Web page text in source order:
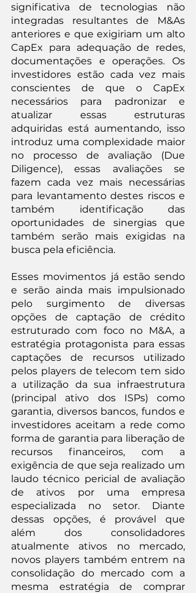
significativa de tecnologias não
integradas resultantes de M&As
anteriores e que exigiriam um alto
CapEx para adequação de redes,
documentações e operações. Os
investidores estão cada vez mais
conscientes de que o CapEx
necessários para padronizar e
atualizar essas estruturas
adquiridas está aumentando, isso
introduz uma complexidade maior
no processo de avaliação (Due
Diligence), essas avaliações se
fazem cada vez mais necessárias
para levantamento destes riscos e
também identificação das
oportunidades de sinergias que
também serão mais exigidas na
busca pela eficiência.
Esses movimentos já estão sendo
e serão ainda mais impulsionado
pelo surgimento de diversas
opções de captação de crédito
estruturado com foco no M&A, a
estratégia protagonista para essas
captações de recursos utilizado
pelos players de telecom tem sido
a utilização da sua infraestrutura
(principal ativo dos ISPs) como
garantia, diversos bancos, fundos e
investidores aceitam a rede como
forma de garantia para liberação de
recursos financeiros, com a
exigência de que seja realizado um
laudo técnico pericial de avaliação
de ativos por uma empresa
especializada no setor. Diante
dessas opções, é provável que
além dos consolidadores
atualmente ativos no mercado,
novos players também entrem na
consolidação do mercado com a
mesma estratégia de comprar